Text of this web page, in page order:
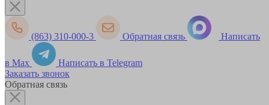
(863) 310-000-3 Обратная связь Написать
в Max
Написать в Telegram
Заказать звонок
Обратная связь